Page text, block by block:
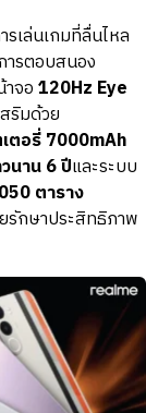
เล่นเกมที่ลื่นไหล
ารตอบสนอง
จอ120Hz Eye
ริมด้วย
ตอรี่ 7000mAh
นาน 6 ปีและระบบ
ตาราง
รักษาประสิทธิภาพ